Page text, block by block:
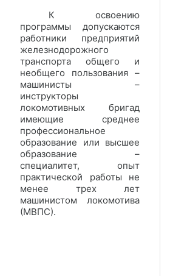
К освоению
программы допускаются
работники предприятий
железнодорожного
транспорта общего и
необщего пользования –
машинисты –
инструкторы
локомотивных бригад
имеющие среднее
профессиональное
образование или высшее
образование –
специалитет, опыт
практической работы не
менее трех лет
машинистом локомотива
(МВПС).